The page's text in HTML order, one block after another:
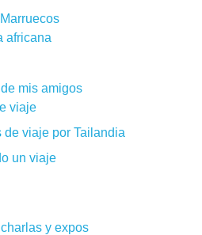
africana
mis amigos
viaje
de viaje por Tailandia
un viaje
y expos